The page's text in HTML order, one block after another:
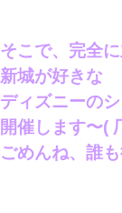
そこで、完全に
新城が好きな
ディズニーの
開催します〜(
ごめんね、誰